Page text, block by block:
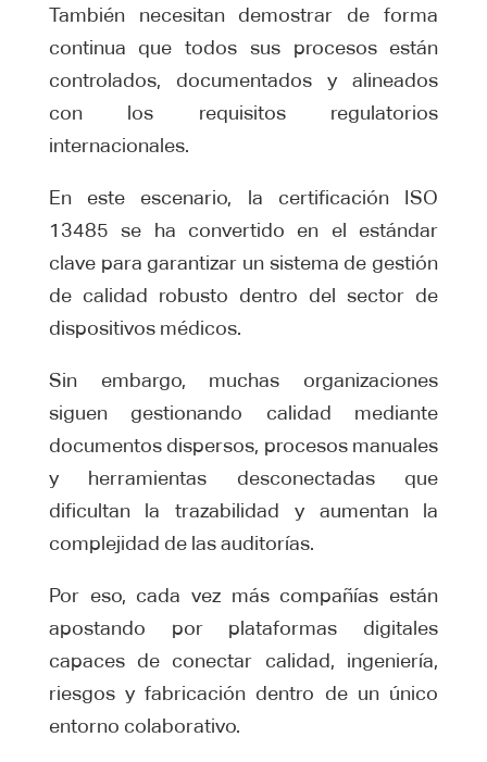
También necesitan demostrar de forma
continua que todos sus procesos están
controlados, documentados y alineados
con los requisitos regulatorios
internacionales.
En este escenario, la certificación ISO
13485 se ha convertido en el estándar
clave para garantizar un sistema de gestión
de calidad robusto dentro del sector de
dispositivos médicos.
Sin embargo, muchas organizaciones
siguen gestionando calidad mediante
documentos dispersos, procesos manuales
y herramientas desconectadas que
dificultan la trazabilidad y aumentan la
complejidad de las auditorías.
Por eso, cada vez más compañías están
apostando por plataformas digitales
capaces de conectar calidad, ingeniería,
riesgos y fabricación dentro de un único
entorno colaborativo.